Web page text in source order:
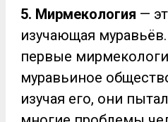
5. Мирмекология —
изучающая
первые
муравьиное
изучая его, они